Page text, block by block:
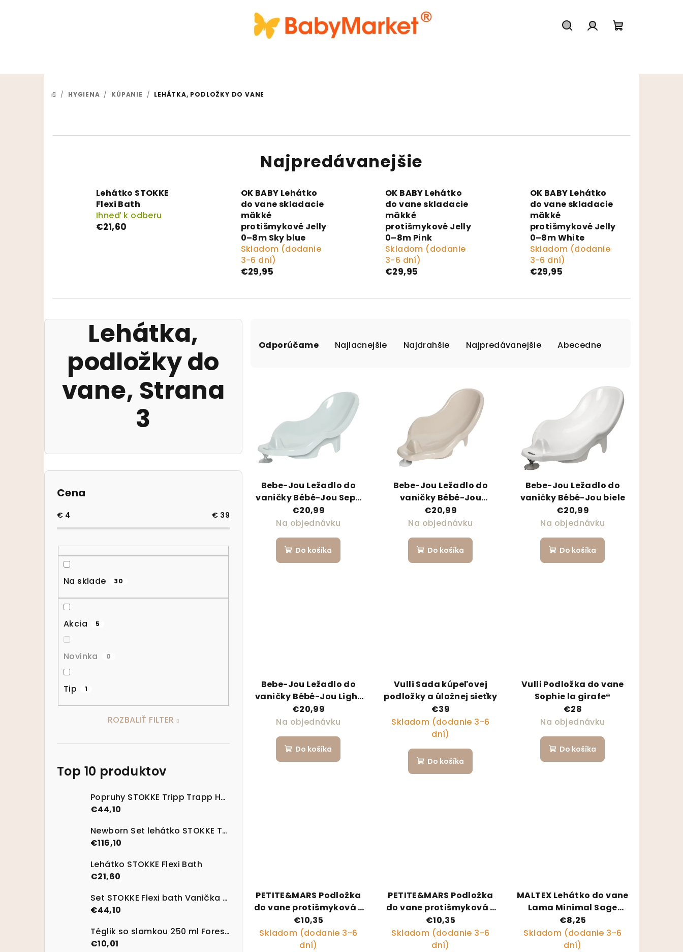
DOMOV
/ HYGIENA / KÚPANIE / LEHÁTKA, PODLOŽKY DO VANE
Najpredávanejšie
Lehátko STOKKE
Flexi Bath
Ihneď k odberu
€21,60
OK BABY Lehátko
do vane skladacie
mäkké
protišmykové Jelly
0–8m Sky blue
Skladom (dodanie
3-6 dní)
€29,95
OK BABY Lehátko
do vane skladacie
mäkké
protišmykové Jelly
0–8m Pink
Skladom (dodanie
3-6 dní)
€29,95
OK BABY Lehátko
do vane skladacie
mäkké
protišmykové Jelly
0–8m White
Skladom (dodanie
3-6 dní)
€29,95
Lehátka,
podložky do
vane, Strana
3
Bočný panel
Cena
€ 4 € 39
Na sklade 30
Akcia 5
Novinka 0
Tip 1
ROZBALIŤ FILTER
Top 10 produktov
Popruhy STOKKE Tripp Trapp Harness V2 - nová generácia
€44,10
Newborn Set lehátko STOKKE Tripp Trapp Vanilla White
€116,10
Lehátko STOKKE Flexi Bath
€21,60
Set STOKKE Flexi bath Vanička na kúpanie s termosenzitívnou nálepkou Transparent Green
€44,10
Téglik so slamkou 250 ml Forest Friends
€10,01
Odporúčame Najlacnejšie Najdrahšie Najpredávanejšie Abecedne
Bebe-Jou Ležadlo do
vaničky Bébé-Jou Sepp
Sky Green
€20,99
Na objednávku
Do košíka
Bebe-Jou Ležadlo do
vaničky Bébé-Jou
Fabulous Taupe
€20,99
Na objednávku
Do košíka
Bebe-Jou Ležadlo do
vaničky Bébé-Jou biele
€20,99
Na objednávku
Do košíka
Bebe-Jou Ležadlo do
vaničky Bébé-Jou Light
Grey
€20,99
Na objednávku
Do košíka
Vulli Sada kúpeľovej
podložky a úložnej sieťky
€39
Skladom (dodanie 3-6
dní)
Do košíka
Vulli Podložka do vane
Sophie la girafe®
€28
Na objednávku
Do košíka
PETITE&MARS Podložka
do vane protišmyková -
Harry extra dlhá Pink
€10,35
Skladom (dodanie 3-6
dní)
PETITE&MARS Podložka
do vane protišmyková -
Harry extra dlhá
€10,35
Skladom (dodanie 3-6
dní)
MALTEX Lehátko do vane
Lama Minimal Sage
Green
€8,25
Skladom (dodanie 3-6
dní)